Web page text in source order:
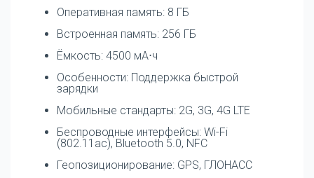
Оперативная память: 8 ГБ
Встроенная память: 256 ГБ
Ёмкость: 4500 мА⋅ч
Особенности: Поддержка быстрой
зарядки
Мобильные стандарты: 2G, 3G, 4G LTE
Беспроводные интерфейсы: Wi-Fi
(802.11ac), Bluetooth 5.0, NFC
Геопозиционирование: GPS, ГЛОНАСС